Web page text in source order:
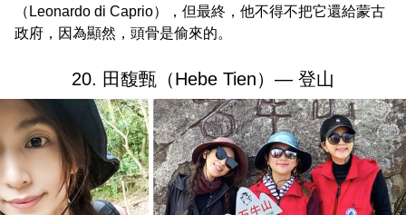
（Leonardo di Caprio），但最終，他不得不把它還給蒙古
政府，因為顯然，頭骨是偷來的。
20. 田馥甄（Hebe Tien）— 登山